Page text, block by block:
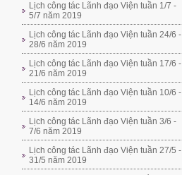
Lịch công tác Lãnh đạo Viện tuần 1/7 -
5/7 năm 2019
Lịch công tác Lãnh đạo Viện tuần 24/6 -
28/6 năm 2019
Lịch công tác Lãnh đạo Viện tuần 17/6 -
21/6 năm 2019
Lịch công tác Lãnh đạo Viện tuần 10/6 -
14/6 năm 2019
Lịch công tác Lãnh đạo Viện tuần 3/6 -
7/6 năm 2019
Lịch công tác Lãnh đạo Viện tuần 27/5 -
31/5 năm 2019